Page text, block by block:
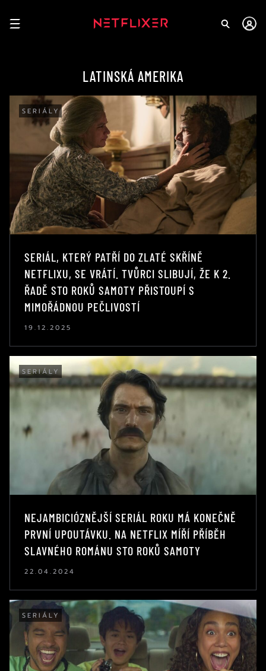
LATINSKÁ AMERIKA
SERIÁLY
SERIÁL, KTERÝ PATŘÍ DO ZLATÉ SKŘÍNĚ
NETFLIXU, SE VRÁTÍ. TVŮRCI SLIBUJÍ, ŽE K 2.
ŘADĚ STO ROKŮ SAMOTY PŘISTOUPÍ S
MIMOŘÁDNOU PEČLIVOSTÍ
19.12.2025
SERIÁLY
NEJAMBICIÓZNĚJŠÍ SERIÁL ROKU MÁ KONEČNĚ
PRVNÍ UPOUTÁVKU. NA NETFLIX MÍŘÍ PŘÍBĚH
SLAVNÉHO ROMÁNU STO ROKŮ SAMOTY
22.04.2024
SERIÁLY